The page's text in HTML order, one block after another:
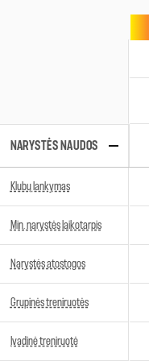
NARYSTĖS NAUDOS
Klubų lankymas
Min. narystės laikotarpis
Narystės atostogos
Grupinės treniruotės
Įvadinė treniruotė